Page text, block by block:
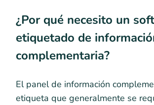
¿Por qué necesito un
etiquetado de
complementaria?
El panel de información
etiqueta que generalmente se